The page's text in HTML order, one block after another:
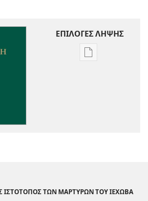
ΕΠΙΛΟΓΕΣ ΛΗΨΗΣ
Επιλογές
ΙΣΤΟΤΟΠΟΣ ΤΩΝ ΜΑΡΤΥΡΩΝ ΤΟΥ ΙΕΧΩΒΑ